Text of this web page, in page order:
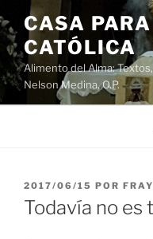
Saltar
al
contenido
CASA
CATÓLICA
Alimento del Alma:
Nelson Medina, O.P.
PUBLICADO
EL
2017/06/15 POR
Todavía no es